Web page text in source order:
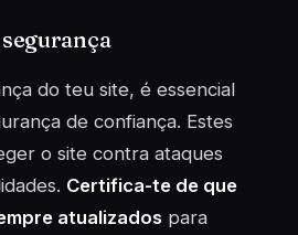
do teu site, é essencial
de confiança. Estes
o site contra ataques
Certifica-te de que
atualizados para